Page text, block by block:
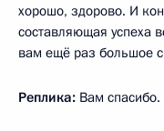
хорошо, здорово. И
составляющая успеха
вам ещё раз большое
Реплика: Вам спасибо.